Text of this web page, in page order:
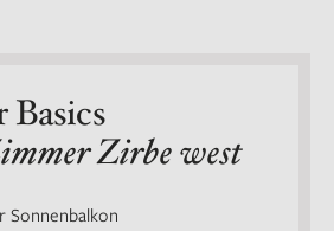
Zirbe west
Sonnenbalkon